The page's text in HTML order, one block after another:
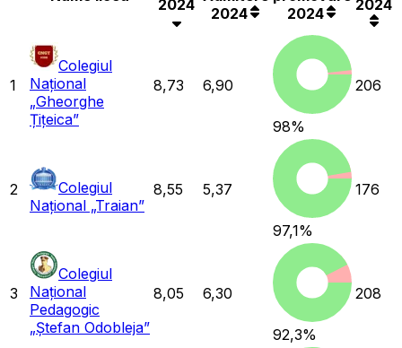
2024
2024
2024
2024
1
Colegiul
Național
„Gheorghe
Țițeica”
8,73 6,90
98%
206
2
Colegiul
Național „Traian”
8,55 5,37
97,1%
176
3
Colegiul
Național
Pedagogic
„Ștefan Odobleja”
8,05 6,30
92,3%
208